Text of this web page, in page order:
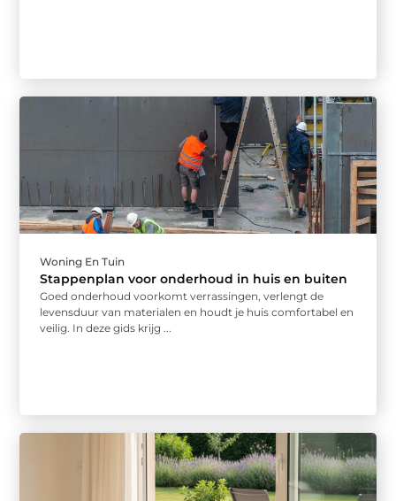
Woning En Tuin
Stappenplan voor onderhoud in huis en buiten
Goed onderhoud voorkomt verrassingen, verlengt de
levensduur van materialen en houdt je huis comfortabel en
veilig. In deze gids krijg ...